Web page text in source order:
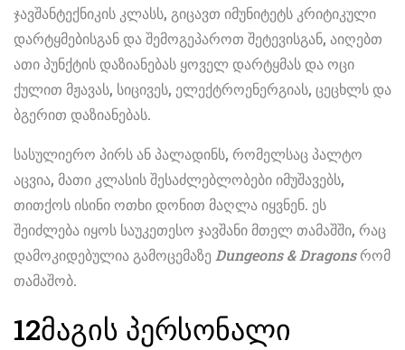
ჯავშანტექნიკის კლასს, გიცავთ იმუნიტეტს კრიტიკული
დარტყმებისგან და შემოგეპაროთ შეტევისგან, აიღებთ
ათი პუნქტის დაზიანებას ყოველ დარტყმას და ოცი
ქულით მჟავას, სიცივეს, ელექტროენერგიას, ცეცხლს და
ბგერით დაზიანებას.
სასულიერო პირს ან პალადინს, რომელსაც პალტო
აცვია, მათი კლასის შესაძლებლობები იმუშავებს,
თითქოს ისინი ოთხი დონით მაღლა იყვნენ. ეს
შეიძლება იყოს საუკეთესო ჯავშანი მთელ თამაშში, რაც
დამოკიდებულია გამოცემაზე Dungeons & Dragonsრომ
თამაშობ.
12მაგის პერსონალი